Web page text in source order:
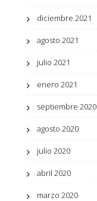
diciembre 2021
agosto 2021
julio 2021
enero 2021
septiembre 2020
agosto 2020
julio 2020
abril 2020
marzo 2020